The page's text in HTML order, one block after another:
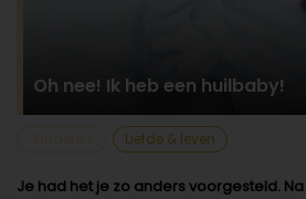
Oh nee! Ik heb een huilbaby!
Liefde & leven
Je had het je zo anders voorgesteld.